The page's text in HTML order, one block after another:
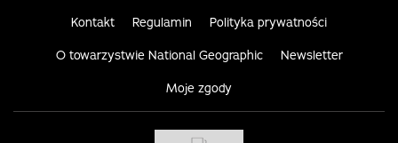
Kontakt Regulamin Polityka prywatności
O towarzystwie National Geographic Newsletter
Moje zgody